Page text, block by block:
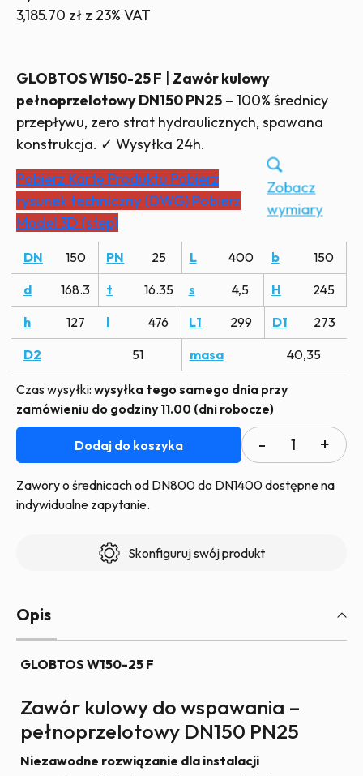
3,185.70 zł z 23% VAT
GLOBTOS W150-25 F
Zawór kulowy
pełnoprzelotowy DN150 PN25 – 100% średnicy
przepływu, zero strat hydraulicznych, spawana
konstrukcja. ✓ Wysyłka 24h.
Pobierz Kartę Produktu Pobierz
rysunek techniczny (DWG) Pobierz
Model 3D (step)
Zobacz
wymiary
DN 150 PN 25 L 400 b
150
d
168.3 t 16.35 s 4,5 H
245
h
127 l 476 L1 299 D1
273
D2
51 masa 40,35
Czas wysyłki: wysyłka tego samego dnia przy
zamówieniu do godziny 11.00 (dni robocze)
Dodaj do koszyka
ilość
Zawór
kulowy
magazynie
Skonfiguruj swój produkt
Opis
GLOBTOS W150-25 F
Zawór kulowy do wspawania –
pełnoprzelotowy DN150 PN25
Niezawodne rozwiązanie dla instalacji
Zawory o średnicach od DN800 do DN1400 dostępne na
indywidualne zapytanie.